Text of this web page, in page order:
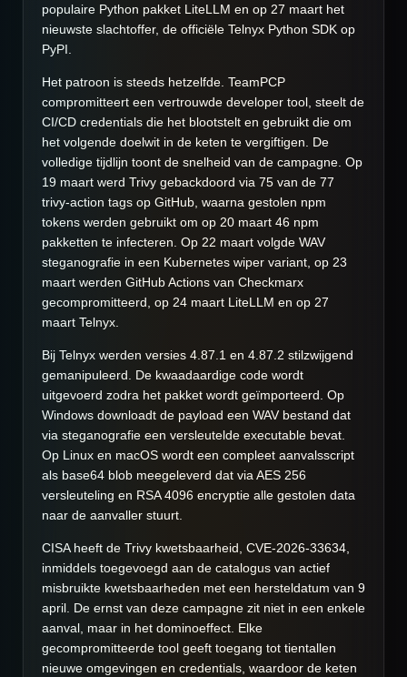
populaire Python pakket LiteLLM en op 27 maart het
nieuwste slachtoffer, de officiële Telnyx Python SDK op
PyPI.
Het patroon is steeds hetzelfde. TeamPCP
compromitteert een vertrouwde developer tool, steelt de
CI/CD credentials die het blootstelt en gebruikt die om
het volgende doelwit in de keten te vergiftigen. De
volledige tijdlijn toont de snelheid van de campagne. Op
19 maart werd Trivy gebackdoord via 75 van de 77
trivy-action tags op GitHub, waarna gestolen npm
tokens werden gebruikt om op 20 maart 46 npm
pakketten te infecteren. Op 22 maart volgde WAV
steganografie in een Kubernetes wiper variant, op 23
maart werden GitHub Actions van Checkmarx
gecompromitteerd, op 24 maart LiteLLM en op 27
maart Telnyx.
Bij Telnyx werden versies 4.87.1 en 4.87.2 stilzwijgend
gemanipuleerd. De kwaadaardige code wordt
uitgevoerd zodra het pakket wordt geïmporteerd. Op
Windows downloadt de payload een WAV bestand dat
via steganografie een versleutelde executable bevat.
Op Linux en macOS wordt een compleet aanvalsscript
als base64 blob meegeleverd dat via AES 256
versleuteling en RSA 4096 encryptie alle gestolen data
naar de aanvaller stuurt.
CISA heeft de Trivy kwetsbaarheid, CVE-2026-33634,
inmiddels toegevoegd aan de catalogus van actief
misbruikte kwetsbaarheden met een hersteldatum van 9
april. De ernst van deze campagne zit niet in een enkele
aanval, maar in het dominoeffect. Elke
gecompromitteerde tool geeft toegang tot tientallen
nieuwe omgevingen en credentials, waardoor de keten